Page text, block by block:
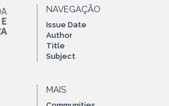
NAVEGAÇÃO
Issue Date
Author
Title
Subject
MAIS